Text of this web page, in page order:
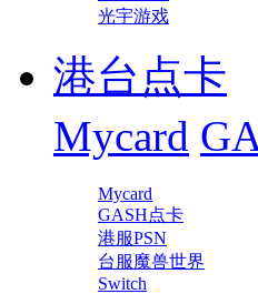
光宇游戏
港台点卡
Mycard
Mycard
GASH点卡
港服PSN
台服魔兽世界
Switch